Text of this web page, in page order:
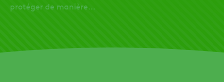
protéger de manière...